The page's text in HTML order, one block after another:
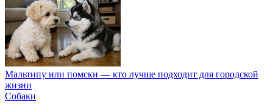
Мальтипу или помски — кто лучше подходит для городской
жизни
Собаки